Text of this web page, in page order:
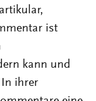
ist
kann und
ihrer